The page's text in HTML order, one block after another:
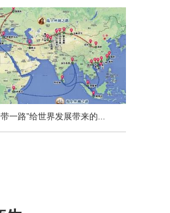
一路”给世界发展带来的...